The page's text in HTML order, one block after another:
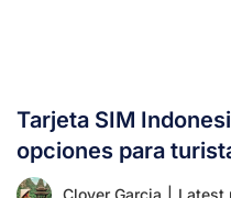
Tarjeta SIM
opciones para
Clover Garcia Latest